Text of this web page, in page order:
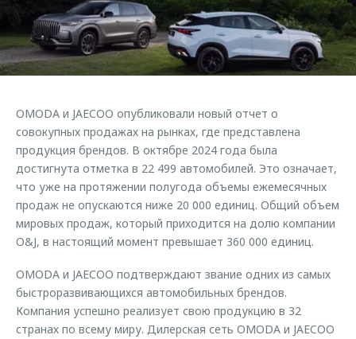
Страхование
Кредитный калькулятор
Аксессуары
Оригинальные аксессуары
Запчасти
Трейд-ин
Калькулятор трейд-ин
Клиентская поддержка
O&J Автоклуб
Клуб владельцев OMODA
Приложение O&J
Аксессуары
Одежда и сувениры
Оригинальные аксессуары
Запчасти
Правовая информация
Обратная связь
OMODA и JAECOO опубликовали новый отчет о
совокупных продажах на рынках, где представлена
продукция брендов. В октябре 2024 года была
достигнута отметка в 22 499 автомобилей. Это означает,
что уже на протяжении полугода объемы ежемесячных
продаж не опускаются ниже 20 000 единиц. Общий объем
мировых продаж, который приходится на долю компании
O&J, в настоящий момент превышает 360 000 единиц.
OMODA и JAECOO подтверждают звание одних из самых
быстроразвивающихся автомобильных брендов.
Компания успешно реализует свою продукцию в 32
странах по всему миру. Дилерская сеть OMODA и JAECOO